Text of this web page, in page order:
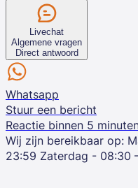
Livechat
Algemene vragen
Direct antwoord
Whatsapp
Stuur een bericht
Reactie binnen 5
Wij zijn bereikbaar op:
23:59 Zaterdag - 08:30